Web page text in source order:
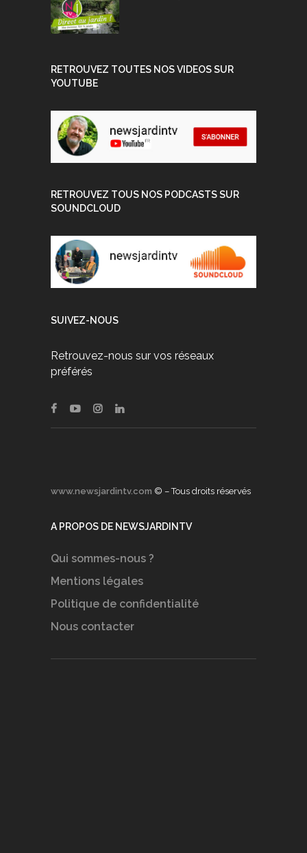
RETROUVEZ TOUTES NOS VIDEOS SUR
YOUTUBE
RETROUVEZ TOUS NOS PODCASTS SUR
SOUNDCLOUD
SUIVEZ-NOUS
Retrouvez-nous sur vos réseaux
préférés
www.newsjardintv.com © – Tous droits réservés
A PROPOS DE NEWSJARDINTV
Qui sommes-nous ?
Mentions légales
Politique de confidentialité
Nous contacter